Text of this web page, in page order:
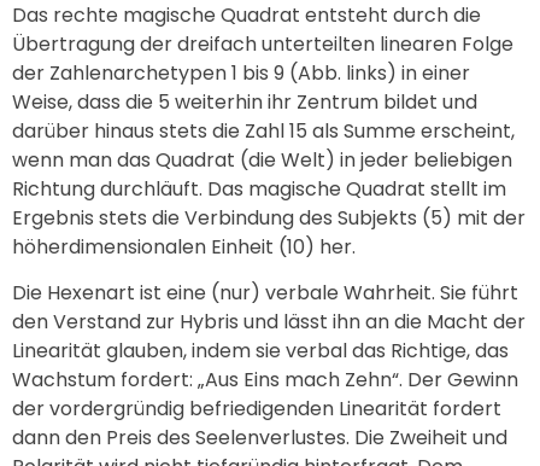
Das rechte magische Quadrat entsteht durch die
Übertragung der dreifach unterteilten linearen Folge
der Zahlenarchetypen 1 bis 9 (Abb. links) in einer
Weise, dass die 5 weiterhin ihr Zentrum bildet und
darüber hinaus stets die Zahl 15 als Summe erscheint,
wenn man das Quadrat (die Welt) in jeder beliebigen
Richtung durchläuft. Das magische Quadrat stellt im
Ergebnis stets die Verbindung des Subjekts (5) mit der
höherdimensionalen Einheit (10) her.
Die Hexenart ist eine (nur) verbale Wahrheit. Sie führt
den Verstand zur Hybris und lässt ihn an die Macht der
Linearität glauben, indem sie verbal das Richtige, das
Wachstum fordert: „Aus Eins mach Zehn“. Der Gewinn
der vordergründig befriedigenden Linearität fordert
dann den Preis des Seelenverlustes. Die Zweiheit und